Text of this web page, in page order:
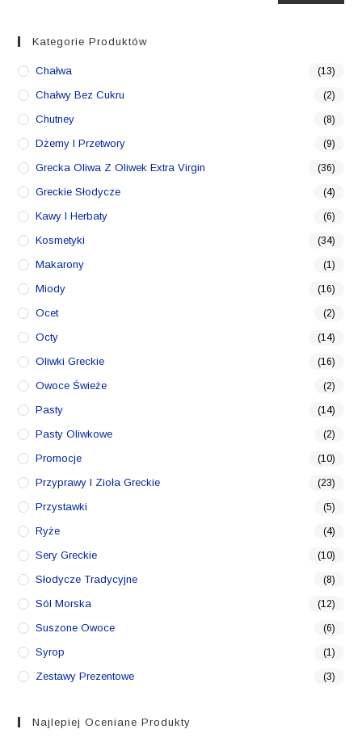
Kategorie Produktów
Chałwa (13)
Chałwy Bez Cukru (2)
Chutney (8)
Dżemy I Przetwory (9)
Grecka Oliwa Z Oliwek Extra Virgin (36)
Greckie Słodycze (4)
Kawy I Herbaty (6)
Kosmetyki (34)
Makarony (1)
Miody (16)
Ocet (2)
Octy (14)
Oliwki Greckie (16)
Owoce Świeże (2)
Pasty (14)
Pasty Oliwkowe (2)
Promocje (10)
Przyprawy I Zioła Greckie (23)
Przystawki (5)
Ryże (4)
Sery Greckie (10)
Słodycze Tradycyjne (8)
Sól Morska (12)
Suszone Owoce (6)
Syrop (1)
Zestawy Prezentowe (3)
Najlepiej Oceniane Produkty